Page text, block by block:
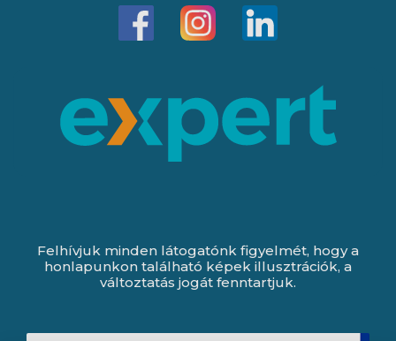
Felhívjuk minden látogatónk figyelmét, hogy a
honlapunkon található képek illusztrációk, a
változtatás jogát fenntartjuk.